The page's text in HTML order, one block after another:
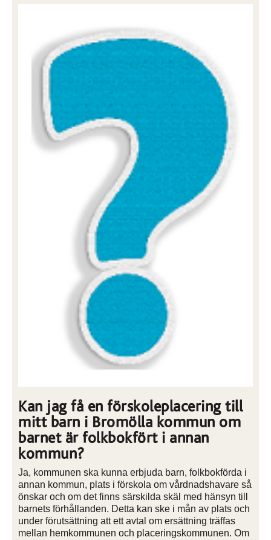
Kan jag få en förskoleplacering till
mitt barn i Bromölla kommun om
barnet är folkbokfört i annan
kommun?
Ja, kommunen ska kunna erbjuda barn, folkbokförda i
annan kommun, plats i förskola om vårdnadshavare så
önskar och om det finns särskilda skäl med hänsyn till
barnets förhållanden. Detta kan ske i mån av plats och
under förutsättning att ett avtal om ersättning träffas
mellan hemkommunen och placeringskommunen. Om